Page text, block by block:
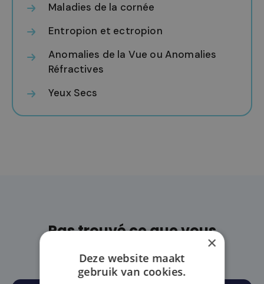
Maladies de la cornée
Entropion et ectropion
Anomalies de la Vue ou Anomalies
Réfractives
Yeux Secs
Pas trouvé ce que vous
×
Deze website maakt
gebruik van cookies.